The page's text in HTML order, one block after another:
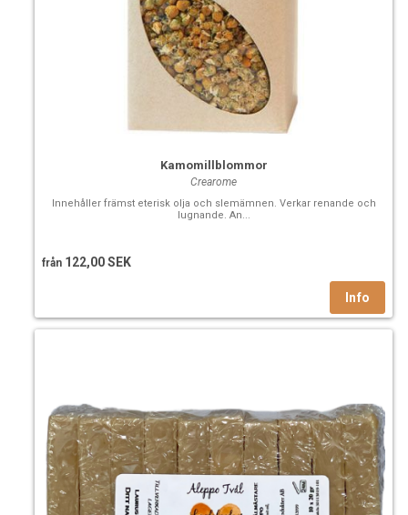
Kamomillblommor
Crearome
Innehåller främst eterisk olja och slemämnen. Verkar renande och
lugnande. An...
från 122,00 SEK